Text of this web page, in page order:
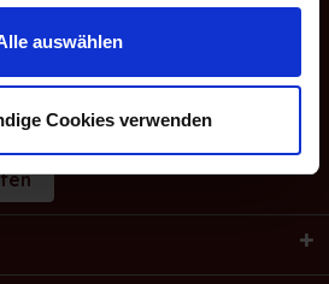
auswählen
Cookies verwenden